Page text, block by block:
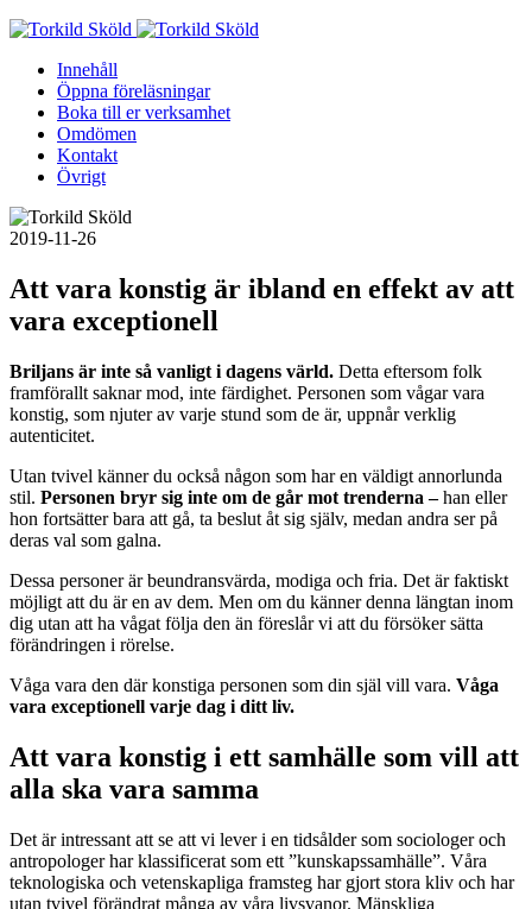
Skip
contentInnehåll
Öppna föreläsningar
Boka till er verksamhet
Omdömen
Kontakt
Övrigt
2019-11-26
Att vara konstig är ibland en effekt av att
vara exceptionell
Briljans är inte så vanligt i dagens värld. Detta eftersom folk
framförallt saknar mod, inte färdighet. Personen som vågar vara
konstig, som njuter av varje stund som de är, uppnår verklig
autenticitet.
Utan tvivel känner du också någon som har en väldigt annorlunda
stil. Personen bryr sig inte om de går mot trenderna –han eller
hon fortsätter bara att gå, ta beslut åt sig själv, medan andra ser på
deras val som galna.
Dessa personer är beundransvärda, modiga och fria. Det är faktiskt
möjligt att du är en av dem. Men om du känner denna längtan inom
dig utan att ha vågat följa den än föreslår vi att du försöker sätta
förändringen i rörelse.
Våga vara den där konstiga personen som din själ vill vara. Våga
vara exceptionell varje dag i ditt liv.
Att vara konstig i ett samhälle som vill att
alla ska vara samma
Det är intressant att se att vi lever i en tidsålder som sociologer och
antropologer har klassificerat som ett ”kunskapssamhälle”. Våra
teknologiska och vetenskapliga framsteg har gjort stora kliv och har
utan tvivel förändrat många av våra livsvanor. Mänskliga